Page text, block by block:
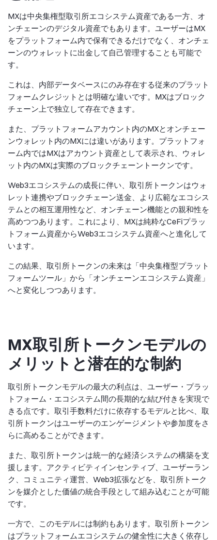
MXは中央集権型取引所エコシステム資産である一方、オ
ンチェーンのデジタル資産でもあります。ユーザーはMX
をプラットフォーム内で保有できるだけでなく、オンチェ
ーンのウォレットに出金して自己管理することも可能で
す。
これは、内部データベースにのみ存在する従来のプラット
フォームクレジットとは明確な違いです。MXはブロック
チェーン上で独立して存在できます。
また、プラットフォームアカウント内のMXとオンチェー
ンウォレット内のMXには違いがあります。プラットフォ
ーム内ではMXはアカウント資産として表示され、ウォレ
ット内のMXは実際のブロックチェーントークンです。
Web3エコシステムの成長に伴い、取引所トークンはウォ
レット連携やブロックチェーン送金、より広範なエコシス
テムとの相互運用性など、オンチェーン機能との親和性を
高めつつあります。これにより、MXは純粋なCeFiプラッ
トフォーム資産からWeb3エコシステム資産へと進化して
います。
この結果、取引所トークンの未来は「中央集権型プラット
フォームツール」から「オンチェーンエコシステム資産」
へと変化しつつあります。
MX取引所トークンモデルの
メリットと潜在的な制約
取引所トークンモデルの最大の利点は、ユーザー・プラッ
トフォーム・エコシステム間の長期的な結び付きを実現で
きる点です。取引手数料だけに依存するモデルと比べ、取
引所トークンはユーザーのエンゲージメントや参加度をさ
らに高めることができます。
また、取引所トークンは統一的な経済システムの構築を支
援します。アクティビティインセンティブ、ユーザーラン
ク、コミュニティ運営、Web3拡張などを、取引所トーク
ンを媒介とした価値の統合手段として組み込むことが可能
です。
一方で、このモデルには制約もあります。取引所トークン
はプラットフォームエコシステムの健全性に大きく依存し